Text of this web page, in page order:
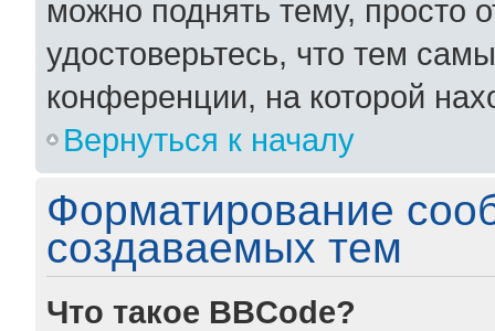
можно поднять тему, просто
удостоверьтесь, что тем
конференции, на которой
Вернуться к началу
Форматирование
создаваемых тем
Что такое BBCode?